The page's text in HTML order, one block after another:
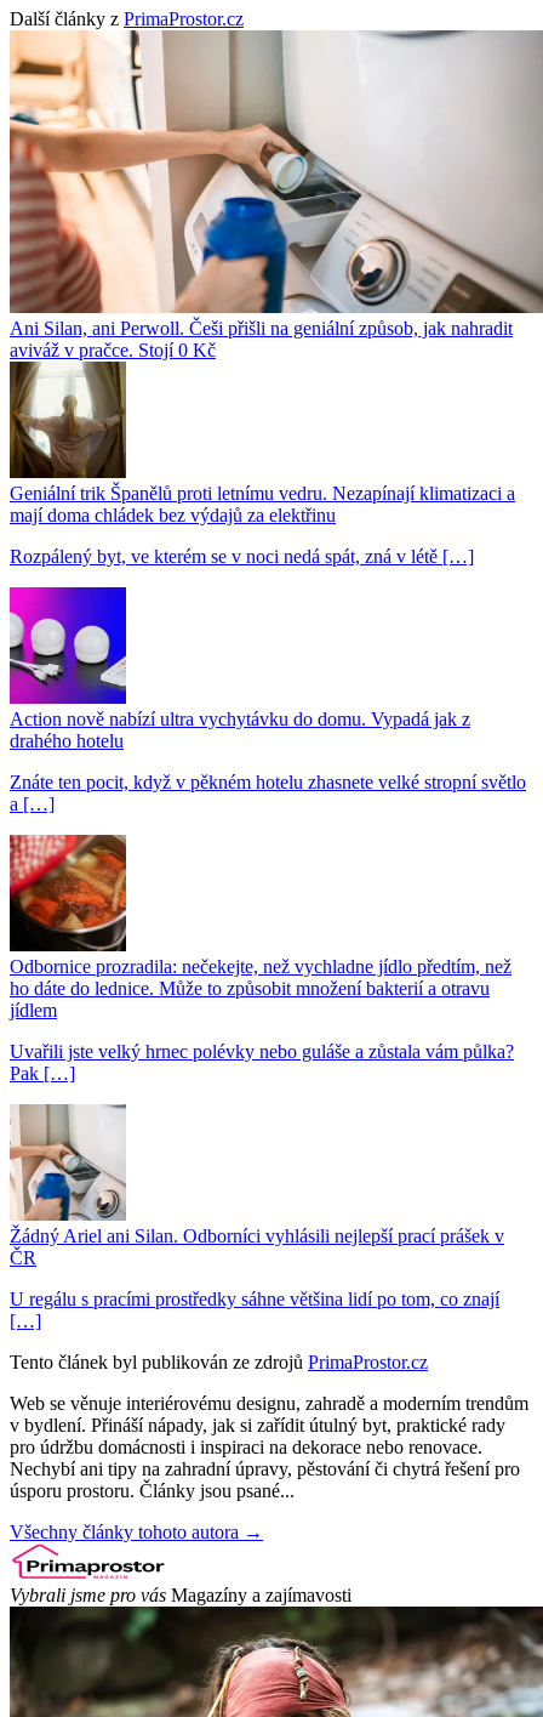
Další články z PrimaProstor.cz
Ani Silan, ani Perwoll. Češi přišli na geniální způsob, jak nahradit
aviváž v pračce. Stojí 0 Kč
Geniální trik Španělů proti letnímu vedru. Nezapínají klimatizaci a
mají doma chládek bez výdajů za elektřinu
Rozpálený byt, ve kterém se v noci nedá spát, zná v létě […]
Action nově nabízí ultra vychytávku do domu. Vypadá jak z
drahého hotelu
Znáte ten pocit, když v pěkném hotelu zhasnete velké stropní světlo
a […]
Odbornice prozradila: nečekejte, než vychladne jídlo předtím, než
ho dáte do lednice. Může to způsobit množení bakterií a otravu
jídlem
Uvařili jste velký hrnec polévky nebo guláše a zůstala vám půlka?
Pak […]
Žádný Ariel ani Silan. Odborníci vyhlásili nejlepší prací prášek v
ČR
U regálu s pracími prostředky sáhne většina lidí po tom, co znají
[…]
Tento článek byl publikován ze zdrojů PrimaProstor.cz
Web se věnuje interiérovému designu, zahradě a moderním trendům
v bydlení. Přináší nápady, jak si zařídit útulný byt, praktické rady
pro údržbu domácnosti i inspiraci na dekorace nebo renovace.
Nechybí ani tipy na zahradní úpravy, pěstování či chytrá řešení pro
úsporu prostoru. Články jsou psané...
Všechny články tohoto autora →
Vybrali jsme pro vás Magazíny a zajímavosti